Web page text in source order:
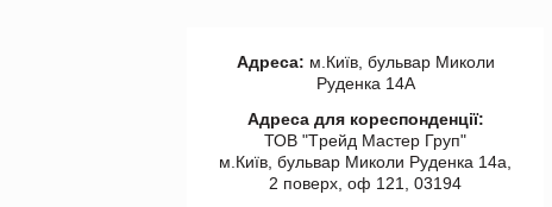
Адреса: м.Київ, бульвар Миколи
Руденка 14А
Адреса для кореспонденції:
ТОВ "Tрейд Мастер Груп"
м.Київ, бульвар Миколи Руденка 14а,
2 поверх, оф 121, 03194